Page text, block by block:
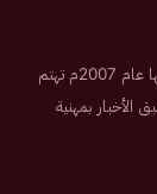
صحيفة إلكترونية سعودية تم تأسيسها عام 2007م تهتم
الأخبار بمهنية